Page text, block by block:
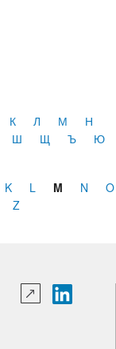
К Л М
Н
Ш Щ Ъ
Ю
K L M N
O
Z